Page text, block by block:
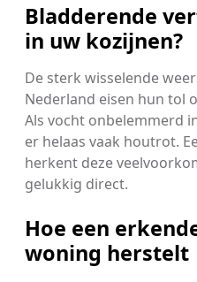
Bladderende
in uw kozijnen?
De sterk wisselende
Nederland eisen hun tol
Als vocht onbelemmerd
er helaas vaak houtrot.
herkent deze
gelukkig direct.
Hoe een
woning herstelt